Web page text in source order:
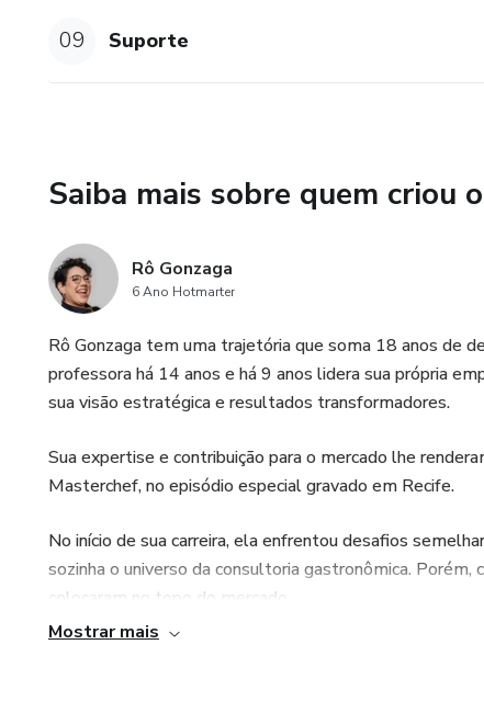
09 Suporte
Saiba mais sobre quem criou
Rô Gonzaga
6 Ano Hotmarter
Rô Gonzaga tem uma trajetória que soma 18 anos de
professora há 14 anos e há 9 anos lidera sua própria
sua visão estratégica e resultados transformadores.
Sua expertise e contribuição para o mercado lhe
Masterchef, no episódio especial gravado em Recife.
No início de sua carreira, ela enfrentou desafios
sozinha o universo da consultoria gastronômica.
colocaram no topo do mercado.
Mostrar mais